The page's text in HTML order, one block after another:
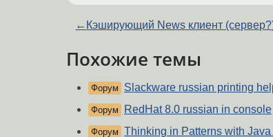
← Кэширующий News клиент
Похожие темы
Форум Slackware russian printing
Форум RedHat 8.0 russian in console
Форум Thinking in Patterns with